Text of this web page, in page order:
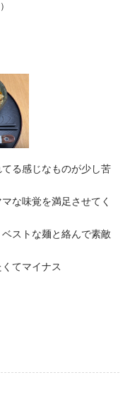
る感じなものが少し苦
な味覚を満足させてく
ストな麺と絡んで素敵
てマイナス